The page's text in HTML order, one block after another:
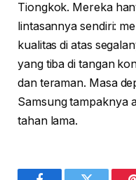
Tiongkok. Mereka
lintasannya sendiri:
kualitas di atas
yang tiba di tangan
dan teraman. Masa
Samsung tampaknya
tahan lama.